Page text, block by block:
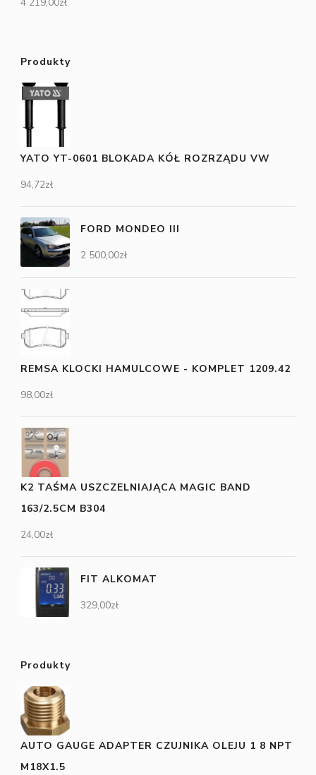
Produkty
YATO YT-0601 BLOKADA KÓŁ ROZRZĄDU VW
94,72zł
FORD MONDEO III
2 500,00zł
REMSA KLOCKI HAMULCOWE - KOMPLET 1209.42
98,00zł
K2 TAŚMA USZCZELNIAJĄCA MAGIC BAND
163/2.5CM B304
24,00zł
FIT ALKOMAT
329,00zł
Produkty
AUTO GAUGE ADAPTER CZUJNIKA OLEJU 1 8 NPT
M18X1.5